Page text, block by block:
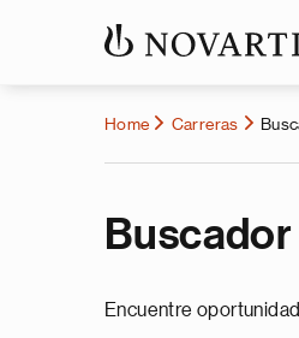
Home Carreras
Encuentre